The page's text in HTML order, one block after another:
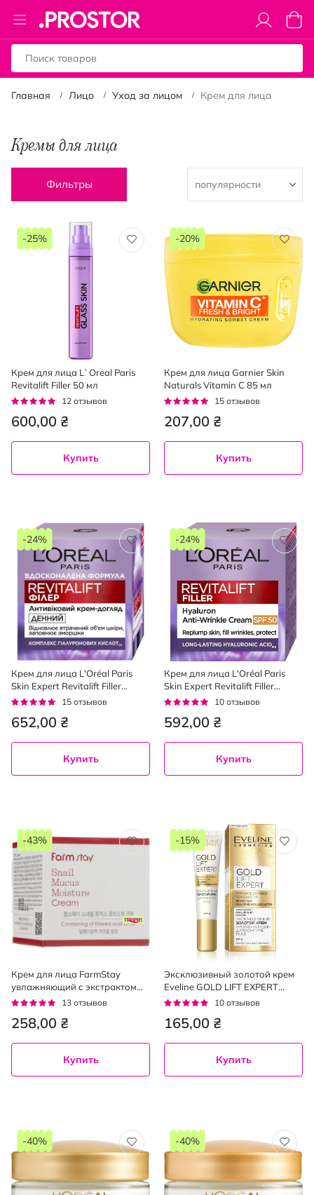
Toggle
Nav
Моя
Главная Лицо Уход за лицом Крем для лица
Кремы для лица
Фильтры
Крем для лица L`Oreal Paris
Revitalift Filler 50 мл
Рейтинг:
12 отзывов
600,00 ₴
-25%
Купить
Крем для лица Garnier Skin
Naturals Vitamin C 85 мл
Рейтинг:
15 отзывов
207,00 ₴
-20%
Купить
Крем для лица L'Oréal Paris
Skin Expert Revitalift Filler
Восстановитель объема
Рейтинг:
15 отзывов
652,00 ₴
-24%
Купить
Крем для лица L'Oréal Paris
Skin Expert Revitalift Filler
глубокое восстановление
Рейтинг:
10 отзывов
592,00 ₴
-24%
Купить
Крем для лица FarmStay
увлажняющий с экстрактом
улитки 50 мл
Рейтинг:
13 отзывов
258,00 ₴
-43%
Купить
Эксклюзивный золотой крем
Eveline GOLD LIFT EXPERT
против морщин, для контура
Рейтинг:
10 отзывов
165,00 ₴
-15%
Купить
-40% -40%